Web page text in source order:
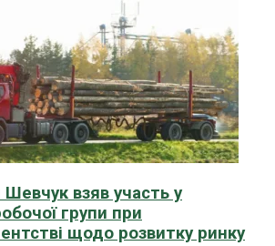
взяв участь у
групи при
щодо розвитку ринку